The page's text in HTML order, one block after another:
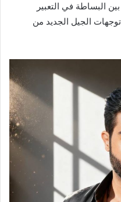
البساطة في التعبير
الجيل الجديد من